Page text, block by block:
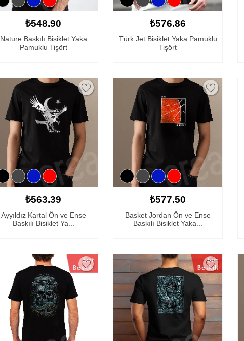
₺548.90
Nature Baskılı Bisiklet Yaka
Pamuklu Tişört
₺576.86
Türk Jet Bisiklet Yaka Pamuklu
Tişört
₺563.39
Ayyıldız Kartal Ön ve Ense
Baskılı Bisiklet Ya...
₺577.50
Basket Jordan Ön ve Ense
Baskılı Bisiklet Yaka...